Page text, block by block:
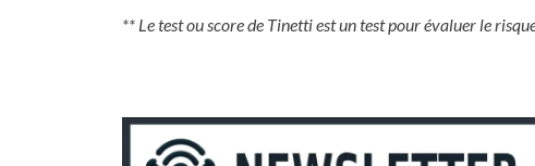
** Le test ou score de Tinetti est un test pour évaluer le